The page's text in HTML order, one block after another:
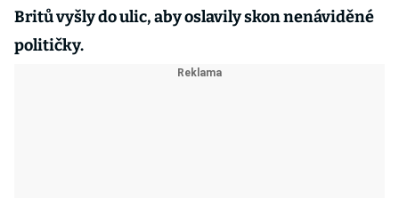
Britů vyšly do ulic, aby oslavily skon nenáviděné
političky.